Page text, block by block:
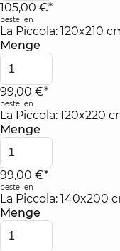
105,00 €*
bestellen
La Piccola: 120x210
Menge
99,00 €*
bestellen
La Piccola: 120x220
Menge
99,00 €*
bestellen
La Piccola: 140x200
Menge